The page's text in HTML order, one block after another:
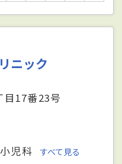
ニック
目17番23号
小児科 すべて見る